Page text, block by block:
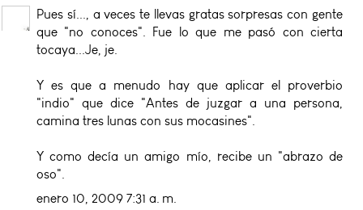
Pues sí..., a veces te llevas gratas sorpresas con gente
que "no conoces". Fue lo que me pasó con cierta
tocaya...Je, je.
Y es que a menudo hay que aplicar el proverbio
"indio" que dice "Antes de juzgar a una persona,
camina tres lunas con sus mocasines".
Y como decía un amigo mío, recibe un "abrazo de
oso".
enero 10, 2009 7:31 a. m.